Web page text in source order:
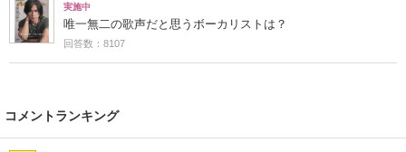
実施中
唯一無二の歌声だと思うボーカリストは？
回答数：8107
コメントランキング